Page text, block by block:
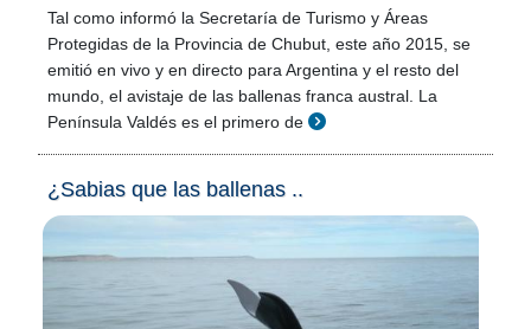
Tal como informó la Secretaría de Turismo y Áreas
Protegidas de la Provincia de Chubut, este año 2015, se
emitió en vivo y en directo para Argentina y el resto del
mundo, el avistaje de las ballenas franca austral. La
Península Valdés es el primero de
¿Sabias que las ballenas ..